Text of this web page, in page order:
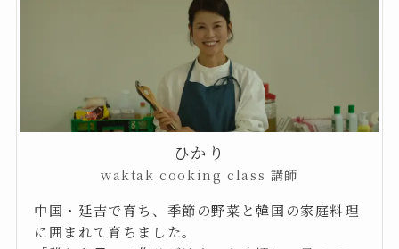
ひかり
waktak cooking class 講師
中国・延吉で育ち、季節の野菜と韓国の家庭料理
に囲まれて育ちました。